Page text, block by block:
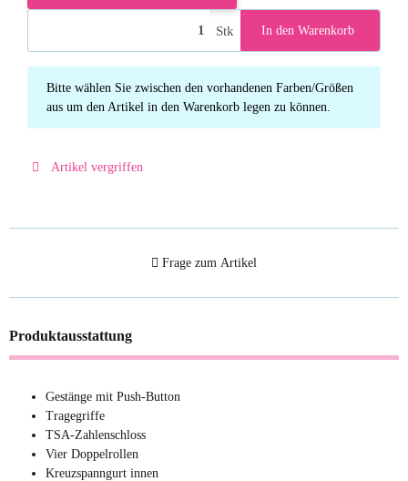
Stk In den Warenkorb
x
Bitte wählen Sie zwischen den vorhandenen Farben/Größen
aus um den Artikel in den Warenkorb legen zu können.
Artikel vergriffen
Frage zum Artikel
Produktausstattung
Gestänge mit Push-Button
Tragegriffe
TSA-Zahlenschloss
Vier Doppelrollen
Kreuzspanngurt innen